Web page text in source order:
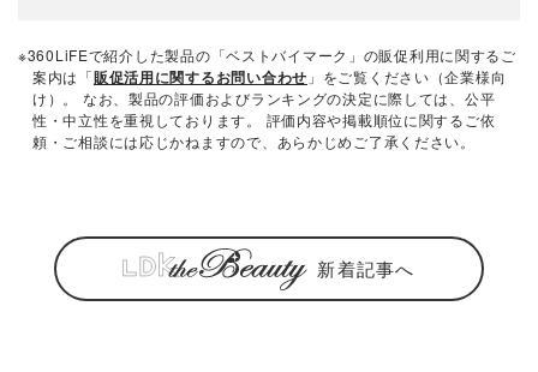
※360LiFEで紹介した製品の「ベストバイマーク」の販促利用に関するご
案内は「販促活用に関するお問い合わせ 」をご覧ください（企業様向
け）。 なお、製品の評価およびランキングの決定に際しては、公平
性・中立性を重視しております。 評価内容や掲載順位に関するご依
頼・ご相談には応じかねますので、あらかじめご了承ください。
新着記事へ